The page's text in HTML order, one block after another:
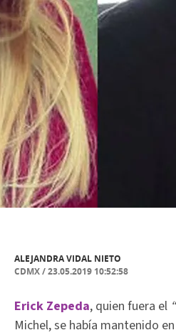
ALEJANDRA VIDAL NIETO
CDMX/23.05.2019 10:52:58
Erick Zepeda, quien fuera el
Michel, se había mantenido